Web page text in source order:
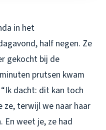
in het
half negen. Ze
gekocht bij de
prutsen kwam
dacht: dit kan toch
ze, terwijl we naar haar
En weet je, ze had